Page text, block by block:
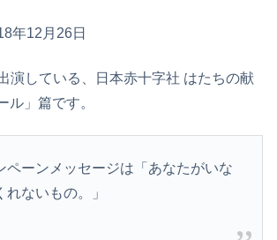
年12月26日
演している、日本赤十字社 はたちの献
ル」篇です。
ペーンメッセージは「あなたがいな
ないもの。」